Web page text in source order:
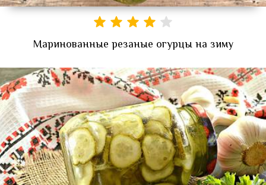
Маринованные резаные огурцы на зиму